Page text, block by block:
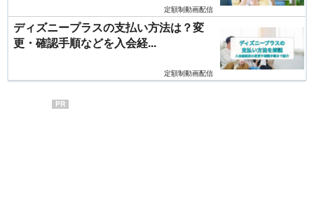
定額制動画配信
ディズニープラスの支払い方法は？変
更・確認手順などを入会経...
定額制動画配信
PR